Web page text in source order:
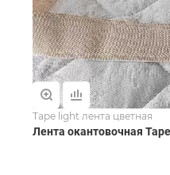
Tape light лента цветная
Лента окантовочная